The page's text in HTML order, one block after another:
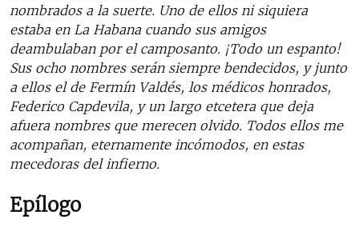
nombrados a la suerte. Uno de ellos ni siquiera
estaba en La Habana cuando sus amigos
deambulaban por el camposanto. ¡Todo un espanto!
Sus ocho nombres serán siempre bendecidos, y junto
a ellos el de Fermín Valdés, los médicos honrados,
Federico Capdevila, y un largo etcetera que deja
afuera nombres que merecen olvido. Todos ellos me
acompañan, eternamente incómodos, en estas
mecedoras del infierno.
Epílogo